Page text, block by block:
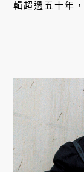
輯超過五十年